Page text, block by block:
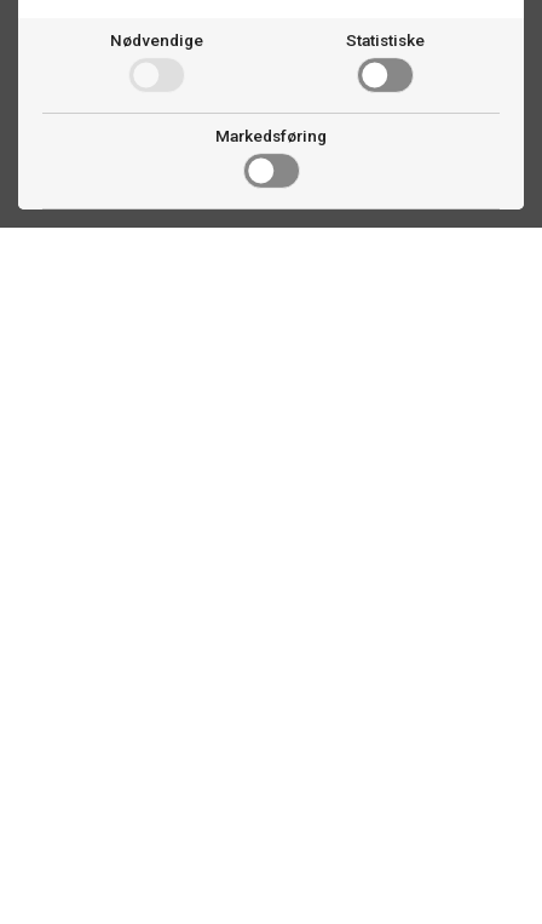
Nødvendige Statistiske
Markedsføring